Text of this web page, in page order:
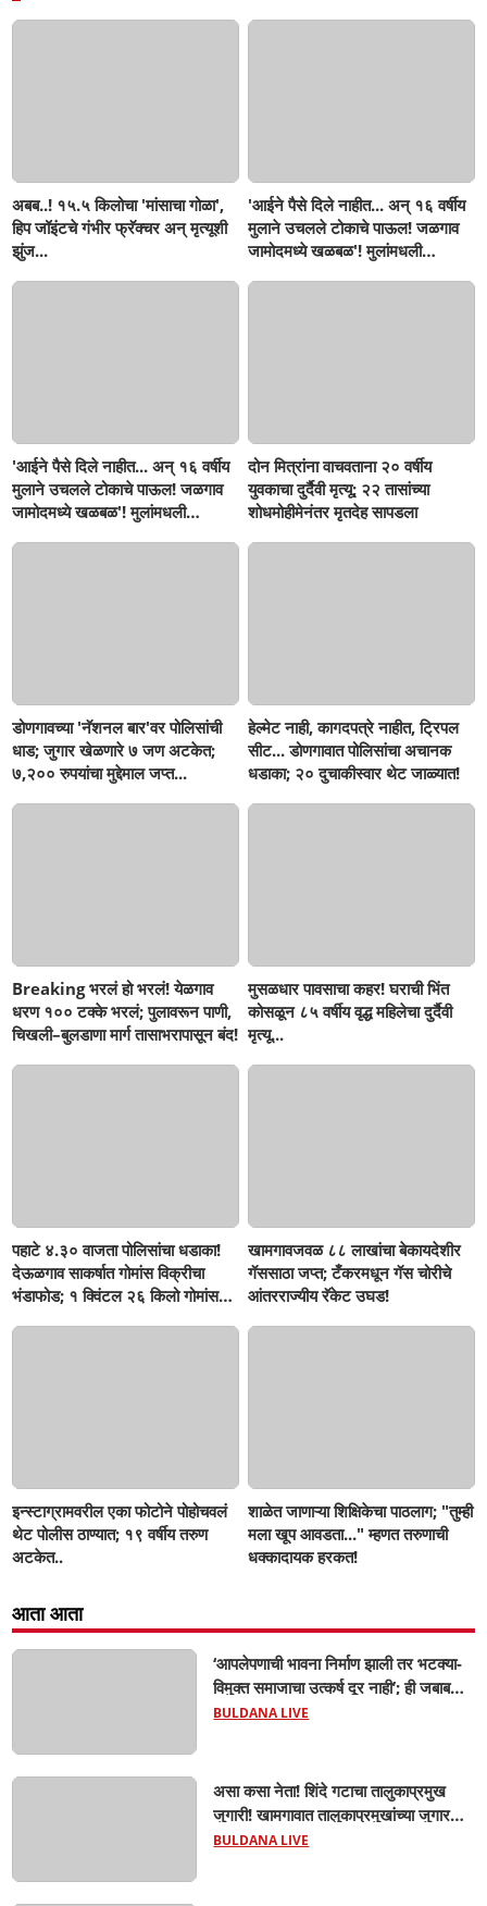
अबब..! १५.५ किलोचा 'मांसाचा गोळा',
हिप जॉइंटचे गंभीर फ्रॅक्चर अन् मृत्यूशी
झुंज...
'आईने पैसे दिले नाहीत... अन् १६ वर्षीय
मुलाने उचलले टोकाचे पाऊल! जळगाव
जामोदमध्ये खळबळ'! मुलांमधली
'आईने पैसे दिले नाहीत... अन् १६ वर्षीय
मुलाने उचलले टोकाचे पाऊल! जळगाव
जामोदमध्ये खळबळ'! मुलांमधली
दोन मित्रांना वाचवताना २० वर्षीय
युवकाचा दुर्दैवी मृत्यू; २२ तासांच्या
शोधमोहीमेनंतर मृतदेह सापडला
डोणगावच्या 'नॅशनल बार'वर पोलिसांची
धाड; जुगार खेळणारे ७ जण अटकेत;
७,२०० रुपयांचा मुद्देमाल जप्त...
हेल्मेट नाही, कागदपत्रे नाहीत, ट्रिपल
सीट... डोणगावात पोलिसांचा अचानक
धडाका; २० दुचाकीस्वार थेट जाळ्यात!
Breaking भरलं हो भरलं! येळगाव
धरण १०० टक्के भरलं; पुलावरून पाणी,
चिखली–बुलडाणा मार्ग तासाभरापासून बंद!
मुसळधार पावसाचा कहर! घराची भिंत
कोसळून ८५ वर्षीय वृद्ध महिलेचा दुर्दैवी
मृत्यू...
पहाटे ४.३० वाजता पोलिसांचा धडाका!
देऊळगाव साकर्षात गोमांस विक्रीचा
भंडाफोड; १ क्विंटल २६ किलो गोमांस
खामगावजवळ ८८ लाखांचा बेकायदेशीर
गॅससाठा जप्त; टँकरमधून गॅस चोरीचे
आंतरराज्यीय रॅकेट उघड!
इन्स्टाग्रामवरील एका फोटोने पोहोचवलं
थेट पोलीस ठाण्यात; १९ वर्षीय तरुण
अटकेत..
शाळेत जाणाऱ्या शिक्षिकेचा पाठलाग; "तुम्ही
मला खूप आवडता..." म्हणत तरुणाची
धक्कादायक हरकत!
आता आता
‘आपलेपणाची भावना निर्माण झाली तर भटक्या-
विमुक्त समाजाचा उत्कर्ष दूर नाही’; ही जबाबदारी
केवळ सरकारची नाही,आपल्या सर्वांची !
BULDANA LIVE
असा कसा नेता! शिंदे गटाचा तालुकाप्रमुख
जुगारी! खामगावात तालुकाप्रमुखांच्या जुगार
अड्ड्यावर डीवायएसपी पथकाची धाड.. अंधारात
BULDANA LIVE